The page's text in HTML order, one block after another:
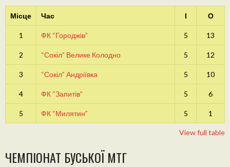
Місце Час І О
1 ФК “Городжів” 5 13
2 “Сокіл” Велике Колодно 5 12
3 “Сокіл” Андріївка 5 10
4 ФК “Запитів” 5 6
5 ФК “Милятин” 5 1
View full table
ЧЕМПІОНАТ БУСЬКОЇ МТГ